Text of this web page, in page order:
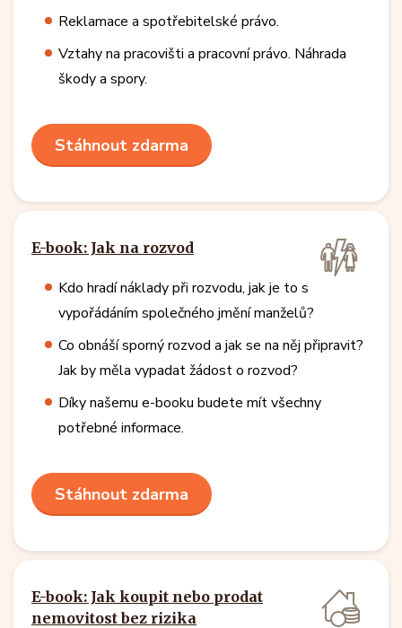
Reklamace a spotřebitelské právo.
Vztahy na pracovišti a pracovní právo. Náhrada
škody a spory.
Stáhnout zdarma
E-book: Jak na rozvod
Kdo hradí náklady při rozvodu, jak je to s
vypořádáním společného jmění manželů?
Co obnáší sporný rozvod a jak se na něj připravit?
Jak by měla vypadat žádost o rozvod?
Díky našemu e-booku budete mít všechny
potřebné informace.
Stáhnout zdarma
E-book: Jak koupit nebo prodat
nemovitost bez rizika